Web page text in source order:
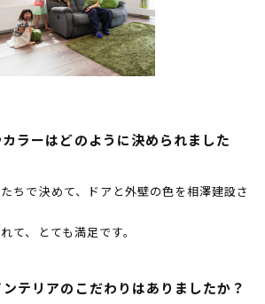
ラーはどのように決められました
ちで決めて、ドアと外壁の色を相澤建設さ
て、とても満足です。
テリアのこだわりはありましたか？